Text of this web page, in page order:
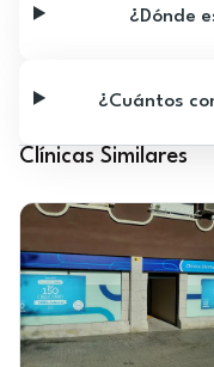
¿Dónde
¿Cuántos
Clínicas Similares